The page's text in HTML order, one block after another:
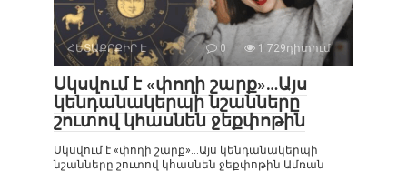
ՀԵՏԱՔՐՔԻՐ Է 0 1 729դիտում
Սկսվում է «փողի շարք»…Այս
կենդանակերպի նշանները
շուտով կհասնեն ջեքփոթին
Սկսվում է «փողի շարք»…Այս կենդանակերպի
նշանները շուտով կհասնեն ջեքփոթին Ամռան